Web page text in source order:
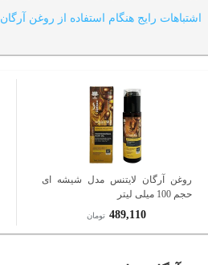
اشتباهات رایج هنگام استفاده از روغن آرگان
روغن آرگان لایتنس مدل شیشه ای
حجم 100 میلی لیتر
489,110 تومان